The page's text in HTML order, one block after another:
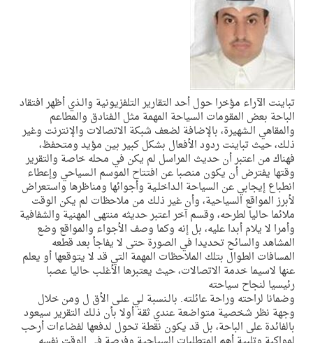
تباينت الآراء مؤخرا حول أحد التقارير التلفزيونية والـذي أظهر افتقاد
الباحة بعض المقومات السياحة المهمة مثل الـفنادق والمطاعم
والمقاهي الـشهيرة، بالإضافة لضعف شبكة الاتصالات والإنترنت وغير
ذلـك، حيث تباينت ردود الأفعال بشكل كبير بين مؤيد ومتحفظ،
فهناك من اعتبر أن حديث المراسل لم يكن في محله خاصة والتقرير
وقتها يفترض أن يكون منصبا عن افتتاح الموسم الـسياحي وإعطاء
انطباع إيجابي عن السياحة الـداخلـية وأجوائها ومناظرها واستعراض
لأبرز المواقع السياحية، وأن غير ذلـك من ملاحظات لم يكن الوقت
ملائما حاليا لطرحه، وقسم آخر اعتبر حديثه منتهى المهنية والشفافية
وأمرا لا يلام أبدا عليه، بل إنه وكما وصف الأجواء والمواقع وضع
المشاهد والسائح تحديدا في الصورة حتى لا يفاجأ بعد قطعه
المسافات الطوال بتلك الملاحظات المهمة التي قد لا يتوقعها أو يعلم
عنها لاسيما خدمة الاتصالات، حيث يعتبرها الأغلـب حاليا عصبا
رئيسيا لنجاح سياحته
وضمانا لراحته وراحة عائلته. بالـنسبة لـي علـى الأق ل ومن خلال
وجهة نظر شخصية متواضعة عندي ثقة أولا بأن ذلـك التقرير سيعود
بالفائدة على الباحة، بل قد يكون نقطة تحول لدفعها لفضاءات أرحب